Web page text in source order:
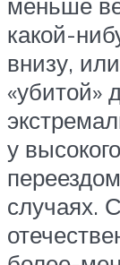
какой-
внизу,
«убитой»
у
случаях.